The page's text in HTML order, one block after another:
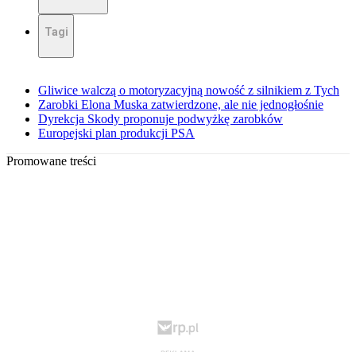
Tagi
Gliwice walczą o motoryzacyjną nowość z silnikiem z Tych
Zarobki Elona Muska zatwierdzone, ale nie jednogłośnie
Dyrekcja Skody proponuje podwyżkę zarobków
Europejski plan produkcji PSA
Promowane treści